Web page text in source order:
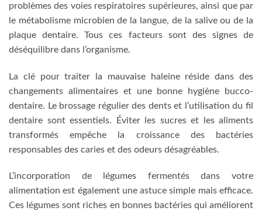
problèmes des voies respiratoires supérieures, ainsi que par
le métabolisme microbien de la langue, de la salive ou de la
plaque dentaire. Tous ces facteurs sont des signes de
déséquilibre dans l’organisme.
La clé pour traiter la mauvaise haleine réside dans des
changements alimentaires et une bonne hygiène bucco-
dentaire. Le brossage régulier des dents et l’utilisation du fil
dentaire sont essentiels. Éviter les sucres et les aliments
transformés empêche la croissance des bactéries
responsables des caries et des odeurs désagréables.
L’incorporation de légumes fermentés dans votre
alimentation est également une astuce simple mais efficace.
Ces légumes sont riches en bonnes bactéries qui améliorent